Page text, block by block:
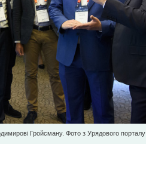
Гройсману. Фото з Урядового порталу